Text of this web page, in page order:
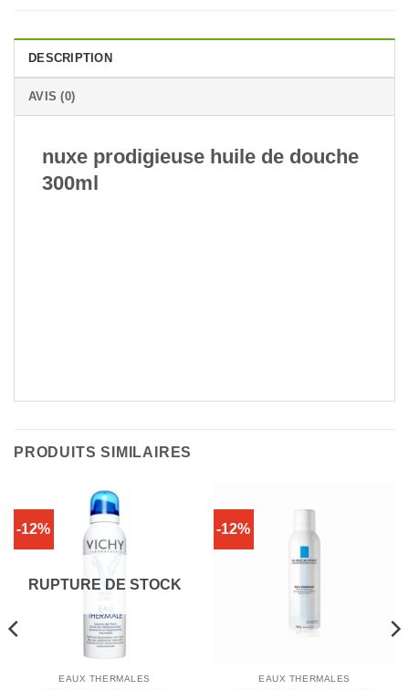
DESCRIPTION
AVIS (0)
nuxe prodigieuse huile de douche
300ml
PRODUITS SIMILAIRES
-12%
RUPTURE DE STOCK
EAUX THERMALES
-12%
EAUX THERMALES